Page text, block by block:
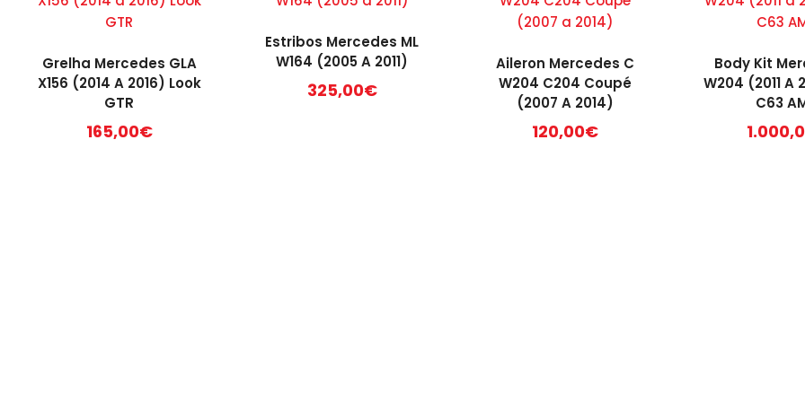
Grelha Mercedes GLA
X156 (2014 A 2016) Look
GTR
165,00€
Estribos Mercedes ML
W164 (2005 A 2011)
325,00€
Aileron Mercedes C
W204 C204 Coupé
(2007 A 2014)
120,00€
Body Kit
W204 (2011 A
C63